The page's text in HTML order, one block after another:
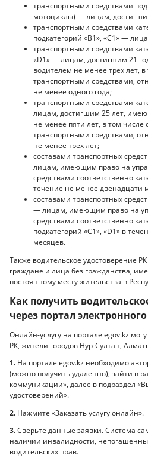
транспортными средствами
мотоциклы) — лицам,
транспортными средствами
подкатегорий «B1», «C1» —
транспортными средствами
«D1» — лицам, достигшим 21
водителем не менее трех лет,
транспортными средствами,
не менее одного года;
транспортными средствами
лицам, достигшим 25 лет,
не менее пяти лет, в том числе
транспортными средствами,
не менее трех лет;
составами транспортных
лицам, имеющим право на
средствами соответственно
течение не менее двенадцати
составами транспортных
— лицам, имеющим право на
средствами соответственно
подкатегорий «C1», «D1» в
месяцев.
Также водительское удостоверение
граждане и лица без гражданства,
постоянному месту жительства в
Как получить
через портал
Онлайн-услугу на портале egov.kz
РК, жители городов Нур-Султан,
1. На портале egov.kz необходимо
(можно получить удаленно), зайти в
коммуникации», далее в подраздел
удостоверений».
2. Нажмите «Заказать услугу онлайн».
3.Сверьте данные заявки. Система
наличии инвалидности,
водительских прав.